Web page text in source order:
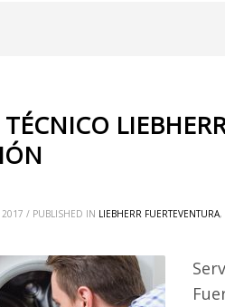
2017 / PUBLISHED IN LIEBHERR FUERTEVENTURA,